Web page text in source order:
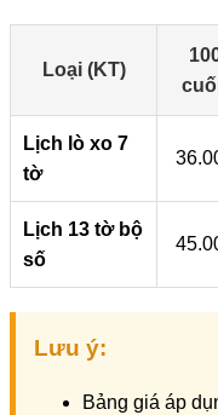
Loại (KT)
Lịch lò xo 7
tờ
Lịch 13 tờ bộ
số
Lưu ý:
Bảng giá áp